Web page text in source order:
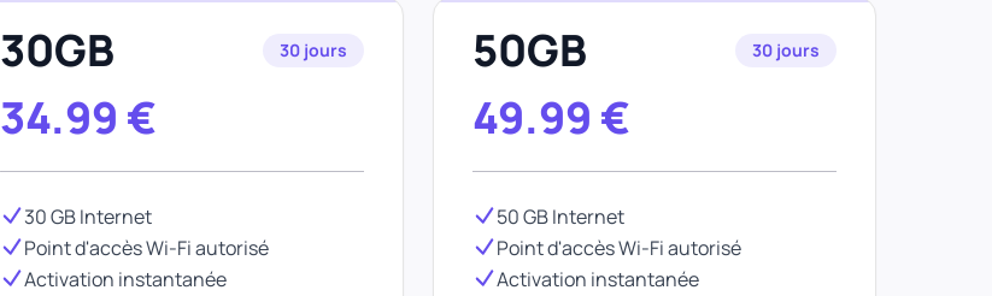
30GB 30 jours
34.99 €
30 GB Internet
Point d'accès Wi-Fi autorisé
Activation instantanée
50GB 30 jours
49.99 €
50 GB Internet
Point d'accès Wi-Fi autorisé
Activation instantanée